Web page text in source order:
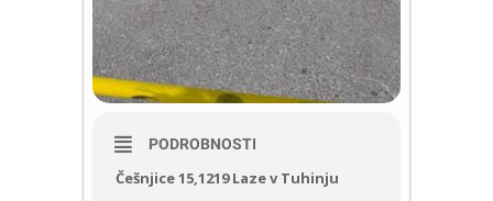
PODROBNOSTI
Češnjice 15,1219 Laze v Tuhinju